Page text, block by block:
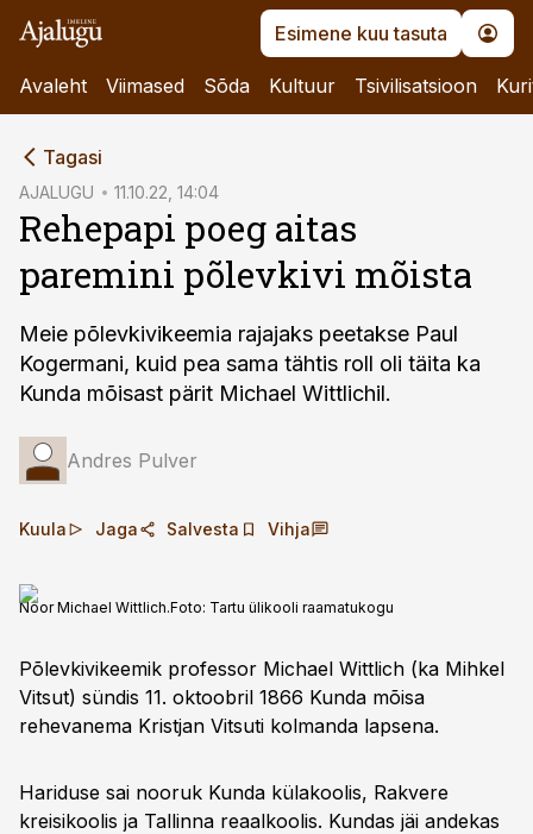
Esimene kuu tasuta
Avaleht Viimased Sõda Kultuur Tsivilisatsioon
Tagasi
AJALUGU 11.10.22, 14:04
Rehepapi poeg aitas
paremini põlevkivi mõista
Meie põlevkivikeemia rajajaks peetakse Paul
Kogermani, kuid pea sama tähtis roll oli täita ka
Kunda mõisast pärit Michael Wittlichil.
Andres Pulver
Kuula Jaga Salvesta Vihja
Noor Michael Wittlich.Foto: Tartu ülikooli raamatukogu
Põlevkivikeemik professor Michael Wittlich (ka Mihkel
Vitsut) sündis 11. oktoobril 1866 Kunda mõisa
rehevanema Kristjan Vitsuti kolmanda lapsena.
Hariduse sai nooruk Kunda külakoolis, Rakvere
kreisikoolis ja Tallinna reaalkoolis. Kundas jäi andekas